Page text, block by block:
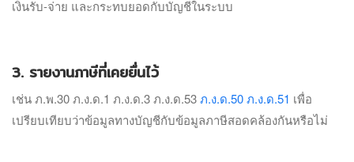
เงินรับ-จ่าย และกระทบยอดกับบัญชีในระบบ
3. รายงานภาษีที่เคยยื่นไว้
เช่น ภ.พ.30 ภ.ง.ด.1 ภ.ง.ด.3 ภ.ง.ด.53ภ.ง.ด.50 ภ.ง.ด.51 เพื่อ
เปรียบเทียบว่าข้อมูลทางบัญชีกับข้อมูลภาษีสอดคล้องกันหรือไม่